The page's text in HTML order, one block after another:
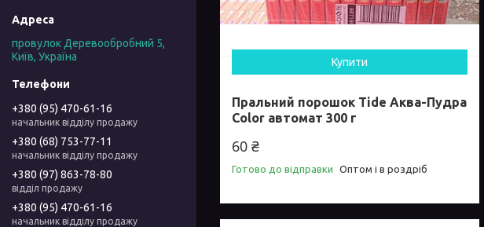
Купити
Пральний порошок Tide Аква-Пудра
Color автомат 300 г
60 ₴
Готово до відправки Оптом і в роздріб
провулок Деревообробний 5,
Київ, Україна
+380 (95) 470-61-16
начальник відділу продажу
+380 (68) 753-77-11
начальник відділу продажу
+380 (97) 863-78-80
відділ продажу
+380 (95) 470-61-16
начальник відділу продажу